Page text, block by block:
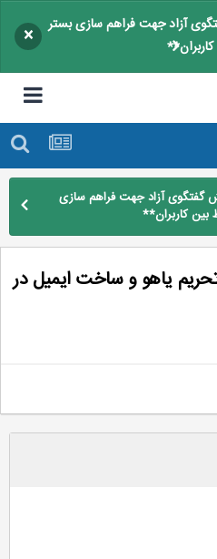
آزاد جهت فراهم سازی بستر
×
آزاد جهت فراهم سازی
کاربران**
یاهو و ساخت ایمیل در